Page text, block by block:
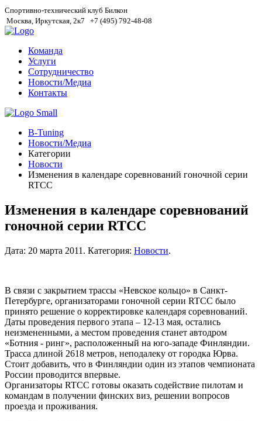
Спортивно-технический клуб Билкон
Москва, Иркутская, 2к7
+7 (495) 792-48-08
Команда
Услуги
Сотрудничество
Новости/Медиа
Контакты
B-Tuning
Новости/Медиа
Категории
Новости
Изменения в календаре соревнований гоночной серии
RTCC
Изменения в календаре соревнований
гоночной серии RTCC
Дата: 20 марта 2011 . Категория: Новости.
В связи с закрытием трассы «Невское кольцо» в Санкт-
Петербурге, организаторами гоночной серии RTCC было
принято решение о корректировке календаря соревнований.
Даты проведения первого этапа – 12-13 мая, остались
неизмененными, а местом проведения станет автодром
«Ботния - ринг», расположенный на юго-западе Финляндии.
Трасса длиной 2618 метров, неподалеку от городка Юрва.
Стоит добавить, что в Финляндии один из этапов чемпионата
России проводится впервые.
Организаторы RTCC готовы оказать содействие пилотам и
командам в получении финских виз, решении вопросов
проезда и проживания.